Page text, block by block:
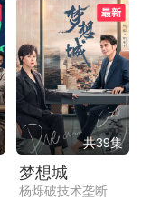
共39集
梦想城
杨烁破技术垄断